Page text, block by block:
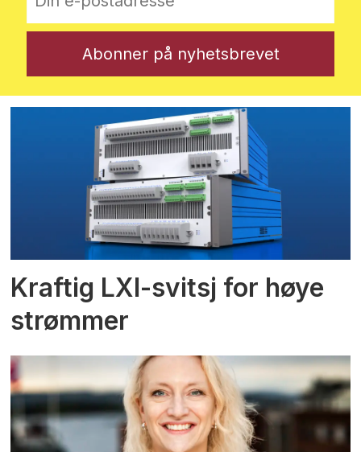
Kraftig LXI-svitsj for høye
strømmer